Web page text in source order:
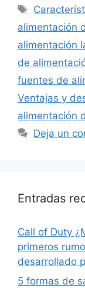
Etiquetas
alimentación
alimentación
de
fuentes de
Ventajas y
alimentación
Deja un
Entradas
Call of Duty
primeros
desarrollado
5 formas de